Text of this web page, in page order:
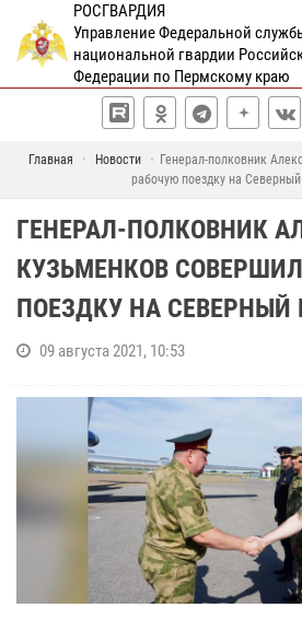
РОСГВАРДИЯ
Управление Федеральной
национальной гвардии
Федерации по Пермскому краю
Главная Новости
Генерал-полковник
рабочую поездку на
ГЕНЕРАЛ-ПОЛКОВНИК
КУЗЬМЕНКОВ
ПОЕЗДКУ НА СЕВЕРНЫЙ
09 августа 2021, 10:53